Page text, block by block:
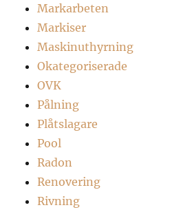
Markarbeten
Markiser
Maskinuthyrning
Okategoriserade
OVK
Pålning
Plåtslagare
Pool
Radon
Renovering
Rivning